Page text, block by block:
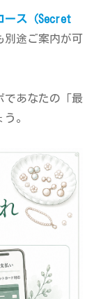
ース（Secret
別途ご案内が可
であなたの「最
。